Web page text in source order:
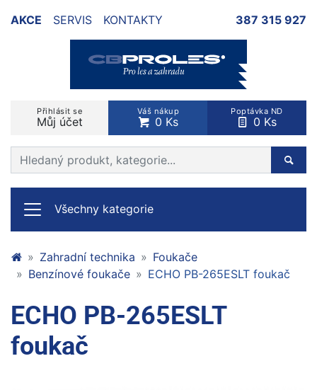
AKCE SERVIS KONTAKTY 387 315 927
Přihlásit se
Můj účet
Váš nákup
0 Ks
Poptávka ND
0 Ks
Prohledat web
Všechny kategorie
Zahradní technika
Foukače
Benzínové foukače
ECHO PB-265ESLT foukač
ECHO PB-265ESLT
foukač